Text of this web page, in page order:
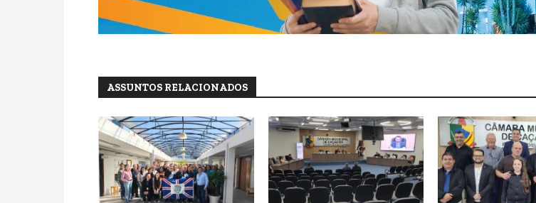
ASSUNTOS RELACIONADOS